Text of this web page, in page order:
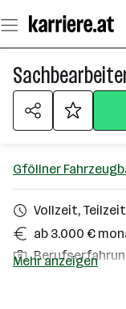
Seiteninhalt
springen
Gföllner
Vollzeit, Teilzeit
ab 3.000 €
Mehr anzeigen